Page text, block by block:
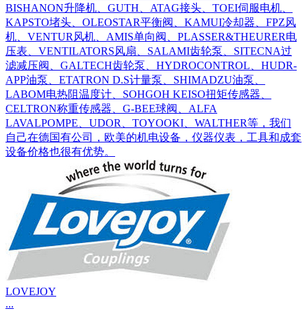
BISHANON升降机、GUTH、ATAG接头、TOEI伺服电机、
KAPSTO堵头、OLEOSTAR平衡阀、KAMUI冷却器、FPZ风
机、VENTUR风机、AMIS单向阀、PLASSER&THEURER电
压表、VENTILATORS风扇、SALAMI齿轮泵、SITECNA过
滤减压阀、GALTECH齿轮泵、HYDROCONTROL、HUDR-
APP油泵、ETATRON D.S计量泵、SHIMADZU油泵、
LABOM电热阻温度计、SOHGOH KEISO扭矩传感器、
CELTRON称重传感器、G-BEE球阀、ALFA
LAVALPOMPE、UDOR、TOYOOKI、WALTHER等，我们
自己在德国有公司，欧美的机电设备，仪器仪表，工具和成套
设备价格也很有优势。
LOVEJOY
...